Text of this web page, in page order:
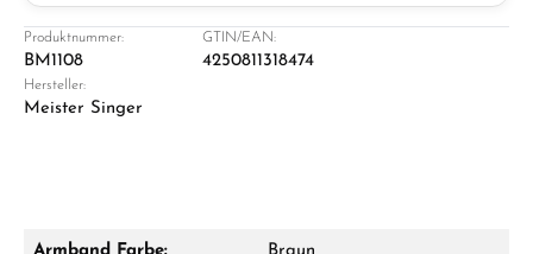
Ladengeschäft in Solingen
Produktnummer:
BM1108
GTIN/EAN:
4250811318474
Hersteller:
Meister Singer